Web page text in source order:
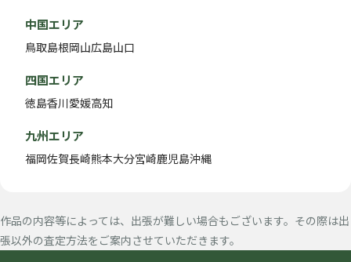
中国エリア
鳥取島根岡山広島山口
四国エリア
徳島香川愛媛高知
九州エリア
福岡佐賀長崎熊本大分宮崎鹿児島沖縄
作品の内容等によっては、出張が難しい場合もございます。その際は出
張以外の査定方法をご案内させていただきます。